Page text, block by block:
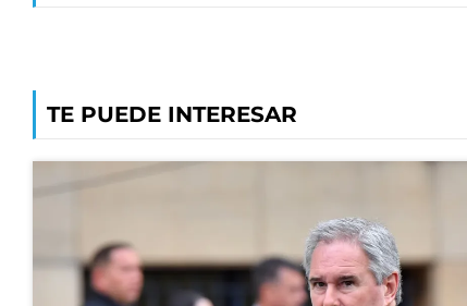
TE PUEDE INTERESAR